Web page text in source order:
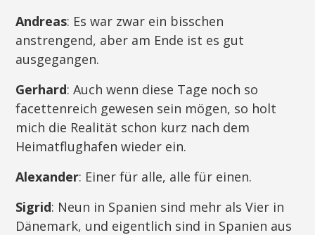
Andreas: Es war zwar ein bisschen
anstrengend, aber am Ende ist es gut
ausgegangen.
Gerhard: Auch wenn diese Tage noch so
facettenreich gewesen sein mögen, so holt
mich die Realität schon kurz nach dem
Heimatflughafen wieder ein.
Alexander: Einer für alle, alle für einen.
Sigrid: Neun in Spanien sind mehr als Vier in
Dänemark, und eigentlich sind in Spanien aus